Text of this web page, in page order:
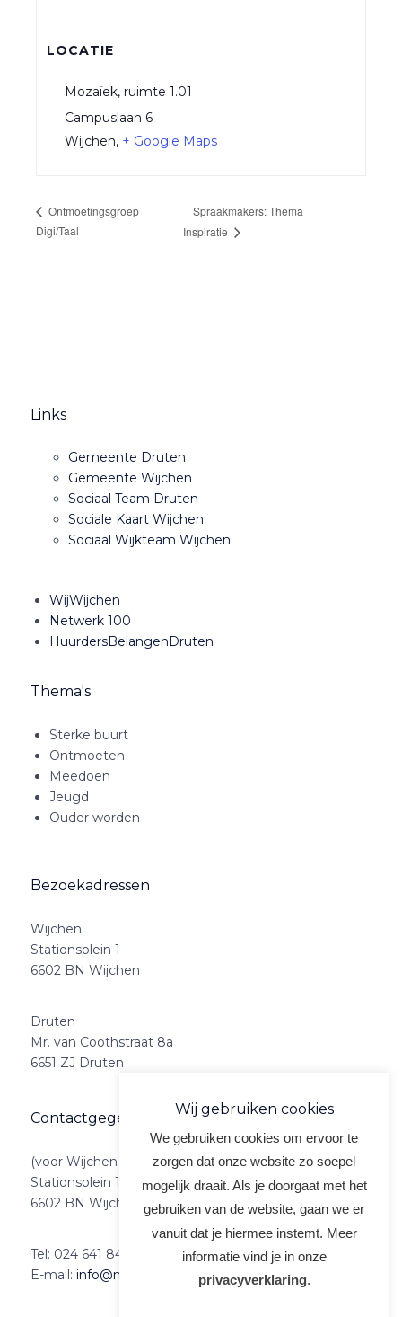
LOCATIE
Mozaïek, ruimte 1.01
Campuslaan 6
Wijchen, + Google Maps
Ontmoetingsgroep
Digi/Taal
Spraakmakers: Thema
Inspiratie
Links
Gemeente Druten
Gemeente Wijchen
Sociaal Team Druten
Sociale Kaart Wijchen
Sociaal Wijkteam Wijchen
WijWijchen
Netwerk 100
HuurdersBelangenDruten
Thema's
Sterke buurt
Ontmoeten
Meedoen
Jeugd
Ouder worden
Bezoekadressen
Wijchen
Stationsplein 1
6602 BN Wijchen
Druten
Mr. van Coothstraat 8a
6651 ZJ Druten
Contactgegevens
(voor Wijchen en Druten)
Stationsplein 1
6602 BN Wijchen
Tel: 024 641 84 59
E-mail: info@meervoormekaar.nl
Wij gebruiken cookies
We gebruiken cookies om ervoor te
zorgen dat onze website zo soepel
mogelijk draait. Als je doorgaat met het
gebruiken van de website, gaan we er
vanuit dat je hiermee instemt. Meer
informatie vind je in onze
privacyverklaring.